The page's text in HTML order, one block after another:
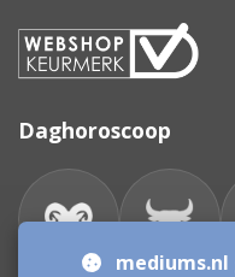
Daghoroscoop